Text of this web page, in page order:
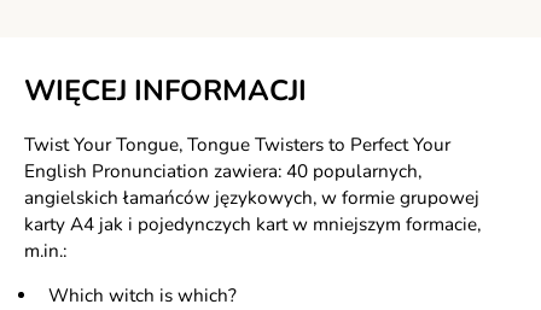
WIĘCEJ INFORMACJI
Twist Your Tongue, Tongue Twisters to Perfect Your
English Pronunciation zawiera: 40 popularnych,
angielskich łamańców językowych, w formie grupowej
karty A4 jak i pojedynczych kart w mniejszym formacie,
m.in.:
Which witch is which?